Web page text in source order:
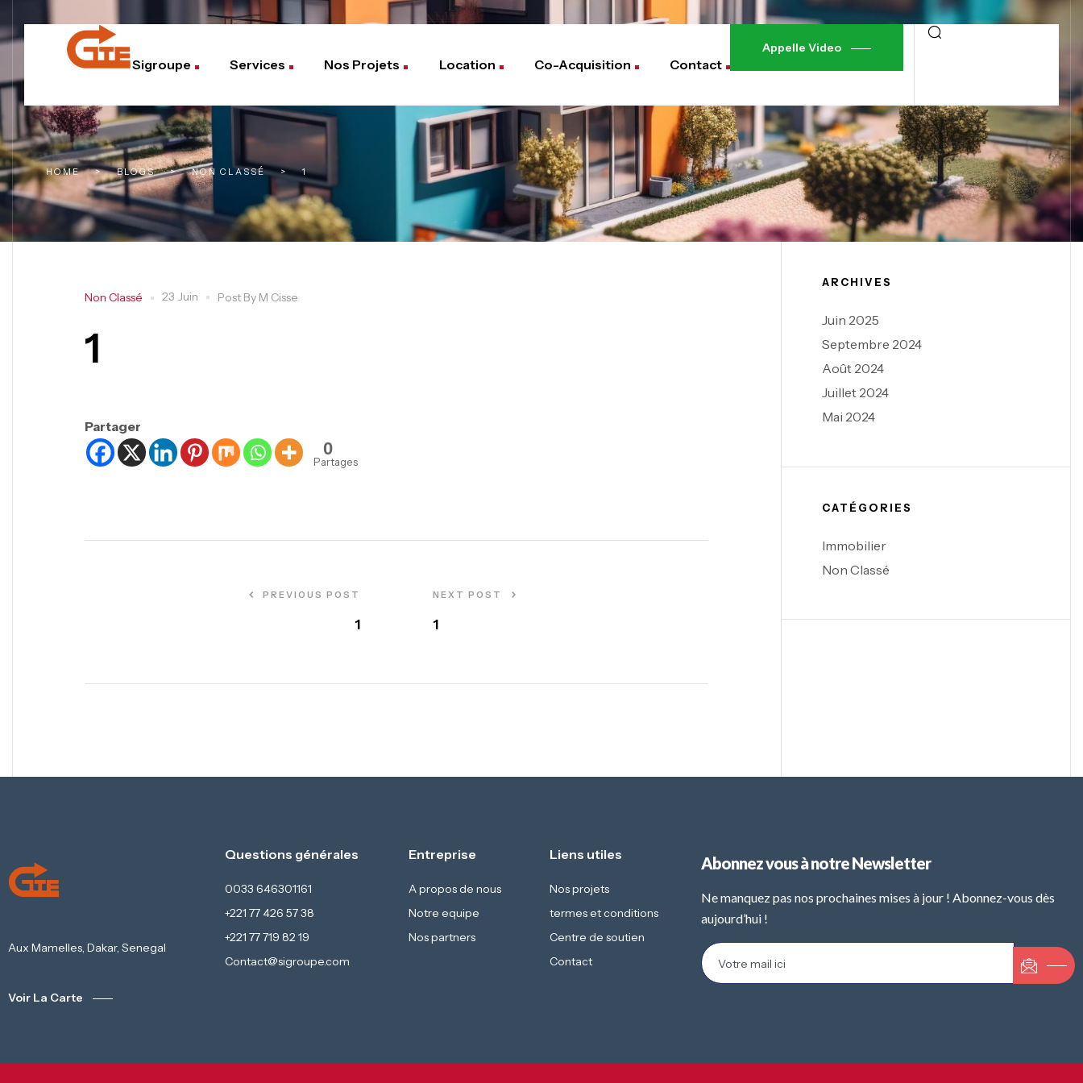
Sigroupe Services Nos Projets Location Co-Acquisition Contact
Appelle Video
HOME > BLOGS > NON CLASSÉ > 1
Non Classé 23 Juin Post By M Cisse
1
Partager
0
Partages
PREVIOUS POST
1
NEXT POST
1
ARCHIVES
Juin 2025
Septembre 2024
Août 2024
Juillet 2024
Mai 2024
CATÉGORIES
Immobilier
Non Classé
Aux Mamelles, Dakar, Senegal
Voir La Carte
Questions générales
0033 646301161
+221 77 426 57 38
+221 77 719 82 19
Contact@sigroupe.com
Entreprise
A propos de nous
Notre equipe
Nos partners
Liens utiles
Nos projets
termes et conditions
Centre de soutien
Contact
Abonnez vous à notre Newsletter
Ne manquez pas nos prochaines mises à jour ! Abonnez-vous dès
aujourd’hui !